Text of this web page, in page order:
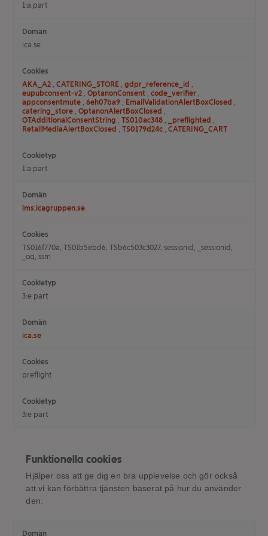
1:a part
ica.se
AKA_A2 ,CATERING_STORE ,gdpr_reference_id ,
eupubconsent-v2 ,OptanonConsent ,code_verifier ,
appconsentmute ,6eh07ba9 , EmailValidationAlertBoxClosed ,
catering_store ,OptanonAlertBoxClosed ,
OTAdditionalConsentString ,TS010ac348 , _preflighted ,
RetailMediaAlertBoxClosed ,TS0179d24c ,CATERING_CART
1:a part
ims.icagruppen.se
TS016f770a, TS01b5ebd6, TSb6c503c3027, sessionid, _sessionid,
_oq, ssm
3:e part
ica.se
preflight
3:e part
Funktionella cookies
Hjälper oss att ge dig en bra upplevelse och gör också
att vi kan förbättra tjänsten baserat på hur du använder
den.